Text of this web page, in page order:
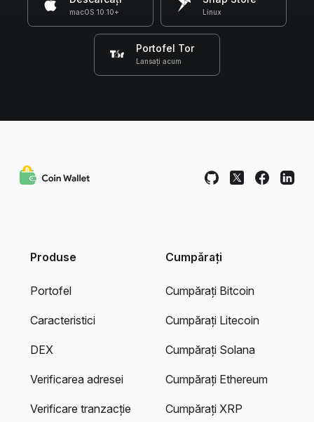
macOS 10.10+ Linux
Portofel Tor
Lansați acum
Produse
Portofel
Caracteristici
DEX
Verificarea adresei
Verificare tranzacție
Cumpărați
Cumpărați Bitcoin
Cumpărați Litecoin
Cumpărați Solana
Cumpărați Ethereum
Cumpărați XRP